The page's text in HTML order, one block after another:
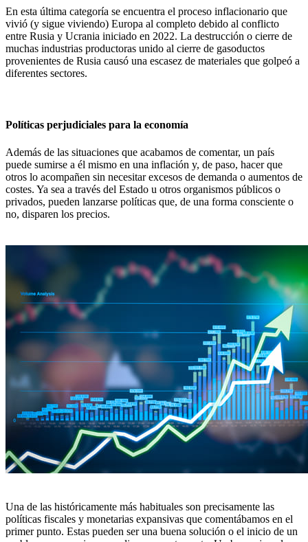
En esta última categoría se encuentra el proceso inflacionario que
vivió (y sigue viviendo) Europa al completo debido al conflicto
entre Rusia y Ucrania iniciado en 2022. La destrucción o cierre de
muchas industrias productoras unido al cierre de gasoductos
provenientes de Rusia causó una escasez de materiales que golpeó a
diferentes sectores.
Políticas perjudiciales para la economía
Además de las situaciones que acabamos de comentar, un país
puede sumirse a él mismo en una inflación y, de paso, hacer que
otros lo acompañen sin necesitar excesos de demanda o aumentos de
costes. Ya sea a través del Estado u otros organismos públicos o
privados, pueden lanzarse políticas que, de una forma consciente o
no, disparen los precios.
Una de las históricamente más habituales son precisamente las
políticas fiscales y monetarias expansivas que comentábamos en el
primer punto. Estas pueden ser una buena solución o el inicio de un